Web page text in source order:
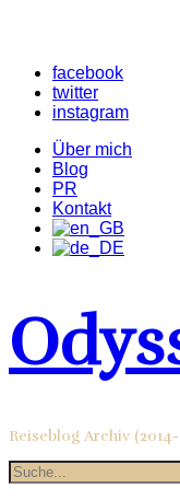
facebook
twitter
instagram
Über mich
Blog
PR
Kontakt
Reiseblog Archiv (2014-